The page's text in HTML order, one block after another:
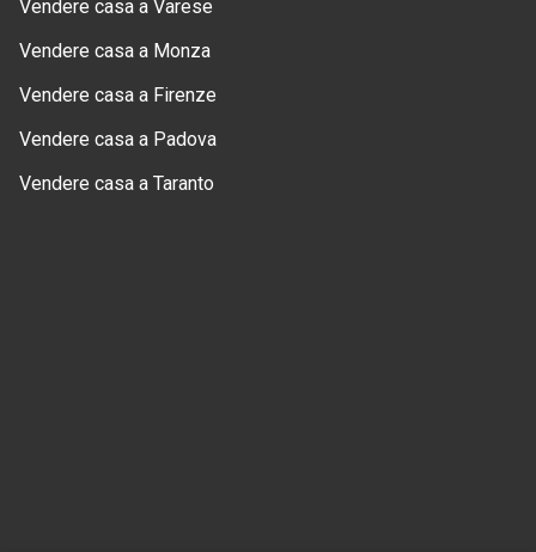
Vendere casa a Varese
Vendere casa a Monza
Vendere casa a Firenze
Vendere casa a Padova
Vendere casa a Taranto